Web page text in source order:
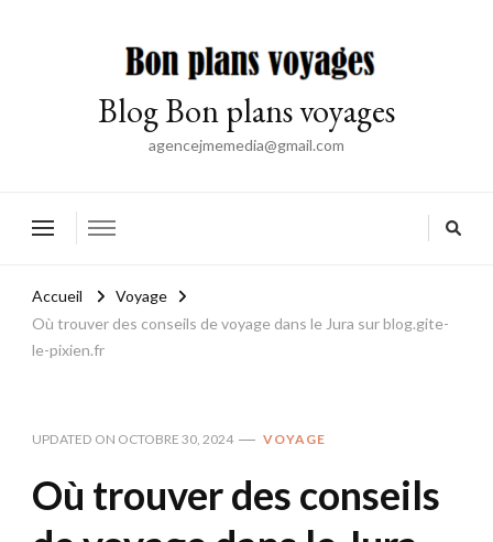
Blog Bon plans voyages
agencejmemedia@gmail.com
Accueil
Voyage
Où trouver des conseils de voyage dans le Jura sur blog.gite-
le-pixien.fr
UPDATED ON OCTOBRE 30, 2024 VOYAGE
Où trouver des conseils